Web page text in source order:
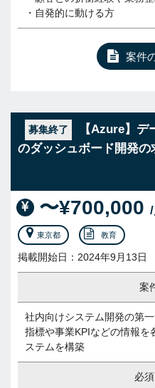
・自発的に動ける方
案件
募集終了
【Azure】
のダッシュボード開発の
〜¥700,000 /
東京都 教育
掲載開始日：2024年9月13日
案
社内向けシステム開発の第
指標や事業KPIなどの情報を
ステムを構築
必